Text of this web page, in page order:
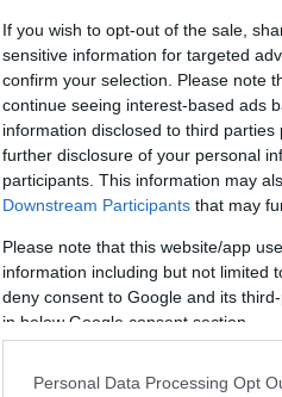
If you wish to opt-out of the sale,
sensitive information for targeted
confirm your selection. Please note
continue seeing interest-based ads
information disclosed to third
further disclosure of your personal
participants. This information may
Downstream Participants that may
Please note that this website/app
information including but not limited
deny consent to Google and its
in below Google consent section.
Personal Data Processing Opt